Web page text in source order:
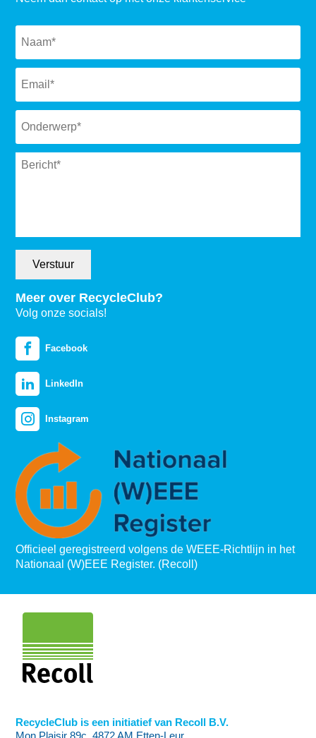
Naam *
Email *
Subject *
Message *
Verstuur
Meer over RecycleClub?
Volg onze socials!
Facebook
LinkedIn
Instagram
Officieel geregistreerd volgens de WEEE-Richtlijn in het
Nationaal (W)EEE Register. (Recoll)
RecycleClub is een initiatief van Recoll B.V.
Mon Plaisir 89c, 4872 AM Etten-Leur